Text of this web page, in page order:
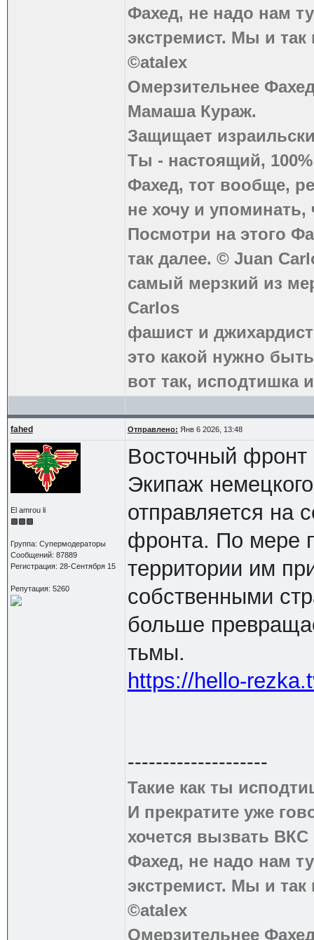
Фахед, не надо нам
экстремист. Мы и
©atalex
Омерзительнее
Мамаша Кураж.
Защищает
Ты - настоящий,
Фахед, тот вообще,
не хочу и
Посмотри на этого
так далее. © Juan
самый мерзкий из
Carlos
фашист и
это какой нужно
вот так, исподтишка
fahed Отправлено: Янв 6 2026, 13:48
El amrou li
Группа: Супермодераторы
Сообщений: 87889
Регистрация: 28-Сентября 15
Репутация: 5260
Восточный фронт
Экипаж
отправляется на
фронта. По мере
территории им
собственными
больше
тьмы.
https://hello-
--------------------
Такие как ты
И прекратите уже
хочется вызвать
Фахед, не надо нам
экстремист. Мы и
©atalex
Омерзительнее